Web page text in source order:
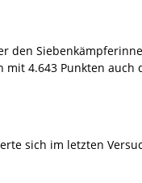
den
4.643 Punkten
sich im letzten